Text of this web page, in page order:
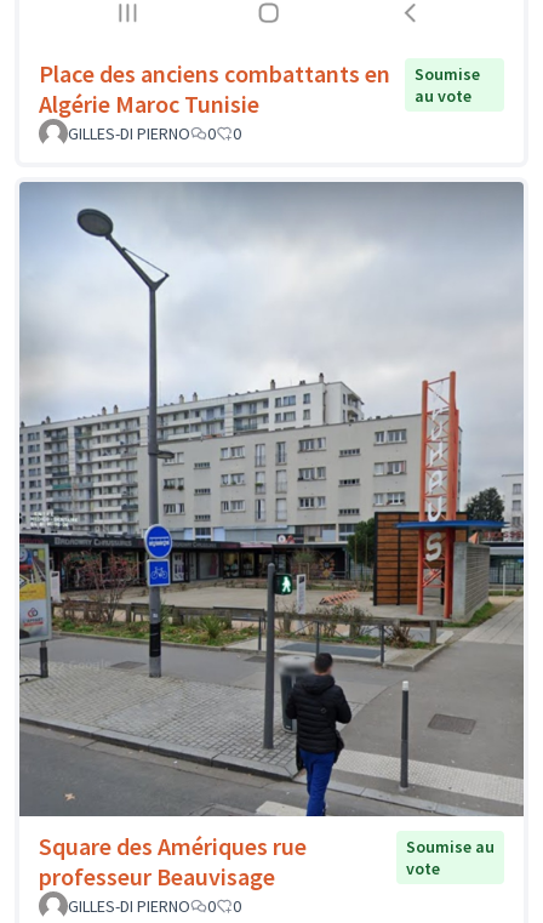
Place des anciens combattants en
Algérie Maroc Tunisie
Soumise
au vote
GILLES-DI PIERNO
0 0
Square des Amériques rue
professeur Beauvisage
Soumise au
vote
GILLES-DI PIERNO
0 0